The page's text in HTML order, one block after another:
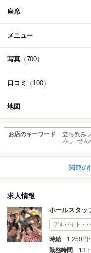
座席
メニュー
写真 （700）
口コミ （100）
地図
お店のキーワード
立ち飲み
み ／ せん
関連の
求人情報
ホールスタッ
アルバイト・
時給
1,250円~
勤務時間
13